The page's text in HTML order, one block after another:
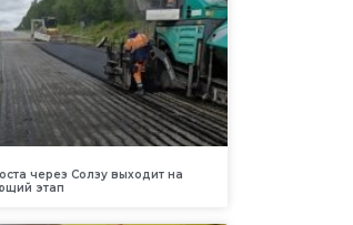
через Солзу выходит на
этап